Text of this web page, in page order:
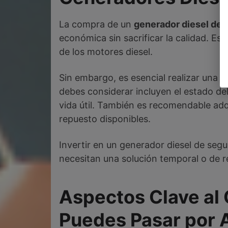
La compra de un generador diesel de
económica sin sacrificar la calidad.
de los motores diesel.
Sin embargo, es esencial realizar una
debes considerar incluyen el estado
vida útil. También es recomendable
repuesto disponibles.
Invertir en un generador diesel de
necesitan una solución temporal o de
Aspectos Clave al
Puedes Pasar por